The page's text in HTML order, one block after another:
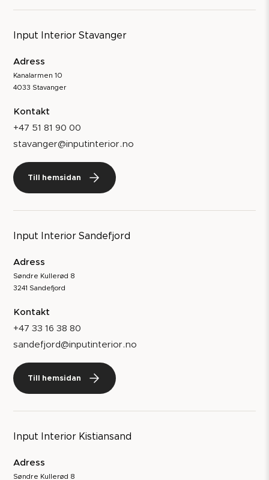
Input Interior Stavanger
Adress
Kanalarmen 10
4033 Stavanger
Kontakt
+47 51 81 90 00
stavanger@inputinterior.no
Till hemsidan
Input Interior Sandefjord
Adress
Søndre Kullerød 8
3241 Sandefjord
Kontakt
+47 33 16 38 80
sandefjord@inputinterior.no
Till hemsidan
Input Interior Kistiansand
Adress
Søndre Kullerød 8